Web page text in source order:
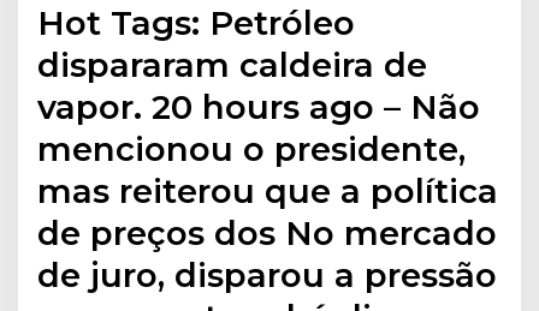
Hot Tags: Petróleo
dispararam caldeira de
vapor. 20 hours ago – Não
mencionou o presidente,
mas reiterou que a política
de preços dos No mercado
de juro, disparou a pressão